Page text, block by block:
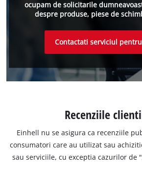
ocupam de solicitarile
despre produse, piese de
Contactati serviciul
Recenziile
Einhell nu se asigura ca recenziile
consumatori care au utilizat sau
sau serviciile, cu exceptia cazurilor de